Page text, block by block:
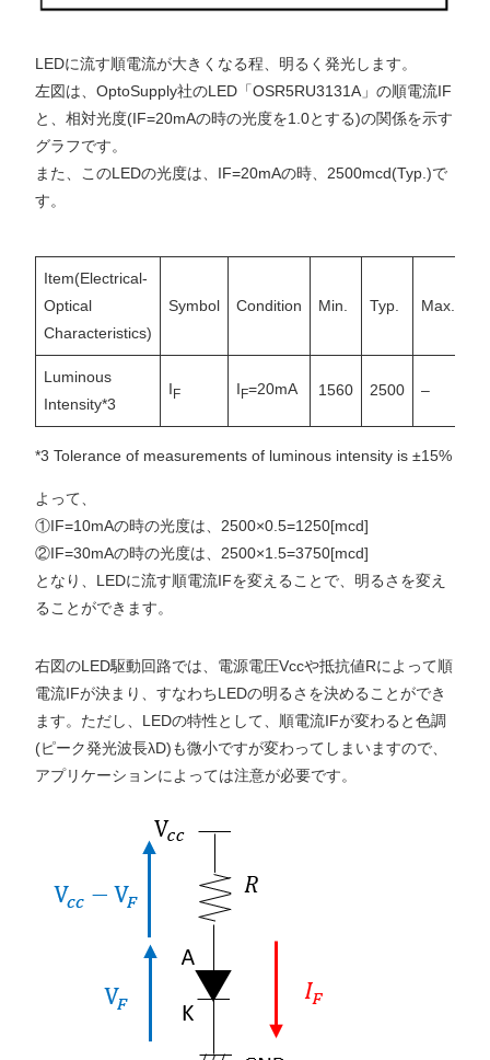
LEDに流す順電流が大きくなる程、明るく発光します。
左図は、OptoSupply社のLED「OSR5RU3131A」の順電流IF
と、相対光度(IF=20mAの時の光度を1.0とする)の関係を示す
グラフです。
また、このLEDの光度は、IF=20mAの時、2500mcd(Typ.)で
す。
Item(Electrical-
Optical
Characteristics)
Symbol Condition Min. Typ. Max.
Luminous
Intensity*3
I F I F=20mA 1560 2500 –
*3 Tolerance of measurements of luminous intensity is ±15%
よって、
①IF=10mAの時の光度は、2500×0.5=1250[mcd]
②IF=30mAの時の光度は、2500×1.5=3750[mcd]
となり、LEDに流す順電流IFを変えることで、明るさを変え
ることができます。
右図のLED駆動回路では、電源電圧Vccや抵抗値Rによって順
電流IFが決まり、すなわちLEDの明るさを決めることができ
ます。ただし、LEDの特性として、順電流IFが変わると色調
(ピーク発光波長λD)も微小ですが変わってしまいますので、
アプリケーションによっては注意が必要です。